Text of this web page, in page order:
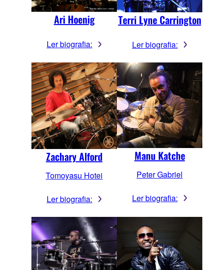
Ari Hoenig
Ler biografia:
Terri Lyne Carrington
Ler biografia:
Zachary Alford
Tomoyasu Hotei
Ler biografia:
Manu Katche
Peter Gabriel
Ler biografia: